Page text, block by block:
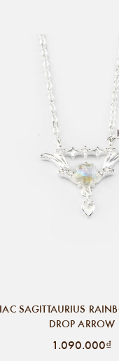
SAGITTAURIUS
DROP ARROW
1.090.000₫